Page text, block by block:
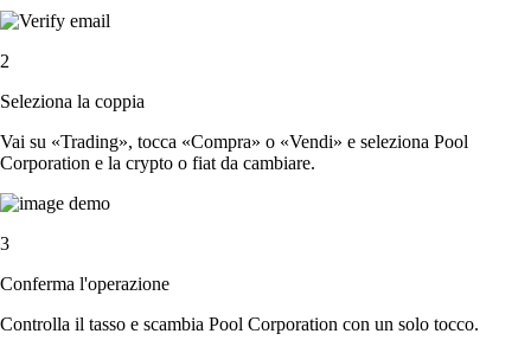
2
Seleziona la coppia
Vai su «Trading», tocca «Compra» o «Vendi» e seleziona Pool
Corporation e la crypto o fiat da cambiare.
3
Conferma l'operazione
Controlla il tasso e scambia Pool Corporation con un solo tocco.